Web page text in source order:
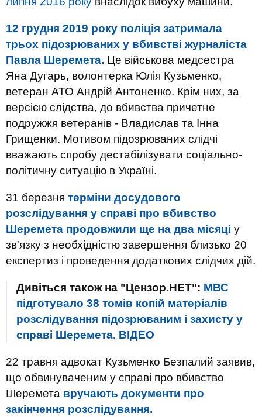
12 грудня 2019 року поліція затримала
трьох підозрюваних у вбивстві журналіста
Павла Шеремета. Це військова медсестра
Яна Дугарь, волонтерка Юлія Кузьменко,
ветеран АТО Андрій Антоненко. Крім них, за
версією слідства, до вбивства причетне
подружжя ветеранів - Владислав та Інна
Грищенки. Мотивом підозрюваних слідчі
вважають спробу дестабілізувати соціально-
політичну ситуацію в Україні.
31 березня терміни досудового
розслідування у справі про вбивство
Шеремета продовжили ще на два місяці у
зв'язку з необхідністю завершення близько 20
експертиз і проведення додаткових слідчих дій.
Дивіться також на "Цензор.НЕТ": МВС
підготувало 38 томів копій матеріалів
розслідування підозрюваним і захисту у
справі Шеремета. ВIДЕО
22 травня адвокат Кузьменко Безпалий заявив,
що обвинуваченим у справі про вбивство
Шеремета вручають документи про
закінчення розслідування.